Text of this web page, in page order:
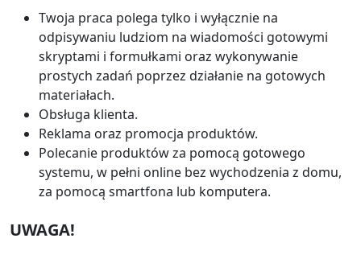
Twoja praca polega tylko i wyłącznie na
odpisywaniu ludziom na wiadomości gotowymi
skryptami i formułkami oraz wykonywanie
prostych zadań poprzez działanie na gotowych
materiałach.
Obsługa klienta.
Reklama oraz promocja produktów.
Polecanie produktów za pomocą gotowego
systemu, w pełni online bez wychodzenia z domu,
za pomocą smartfona lub komputera.
UWAGA!